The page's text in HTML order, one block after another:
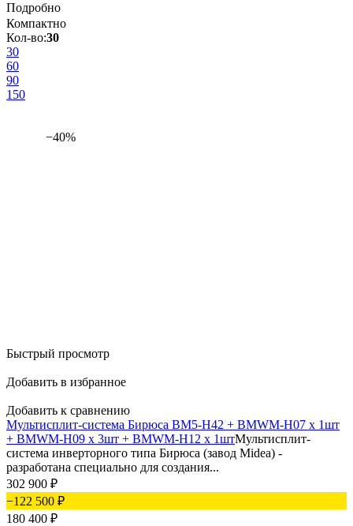
Подробно
Компактно
Кол-во:30
30
60
90
150
−40%
Быстрый просмотр
Добавить в избранное
Добавить к сравнению
Мультисплит-система Бирюса BM5-H42 + BMWM-H07 х 1шт
+ BMWM-H09 х 3шт + BMWM-H12 х 1штМультисплит-
система инверторного типа Бирюса (завод Midea) -
разработана специально для создания...
302 900 ₽
−122 500 ₽
180 400 ₽